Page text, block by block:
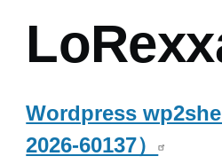
Wordpress
2026-60137）